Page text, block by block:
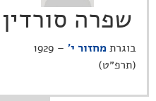
שפרה סורדין
בוגרתמחזור י'
– 1929
(תרפ״ט)